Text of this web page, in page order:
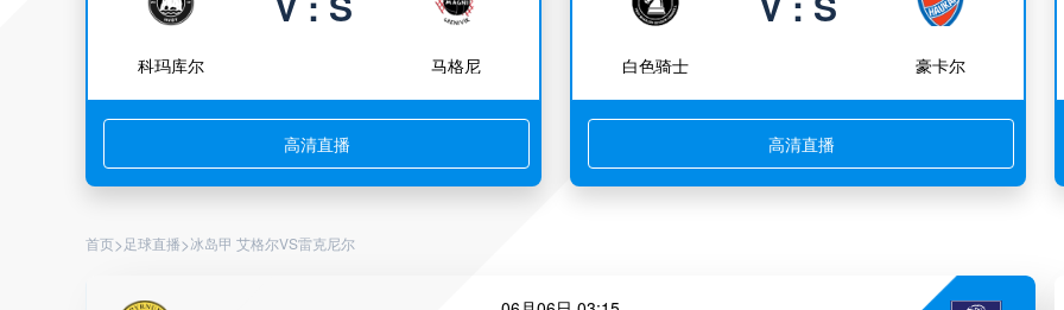
科玛库尔 马格尼
高清直播
白色骑士 豪卡尔
高清直播
首页> 足球直播>冰岛甲 艾格尔VS雷克尼尔